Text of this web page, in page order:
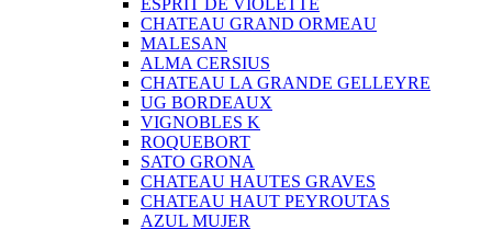
ESPRIT DE VIOLETTE
CHATEAU GRAND ORMEAU
MALESAN
ALMA CERSIUS
CHATEAU LA GRANDE GELLEYRE
UG BORDEAUX
VIGNOBLES K
ROQUEBORT
SATO GRONA
CHATEAU HAUTES GRAVES
CHATEAU HAUT PEYROUTAS
AZUL MUJER